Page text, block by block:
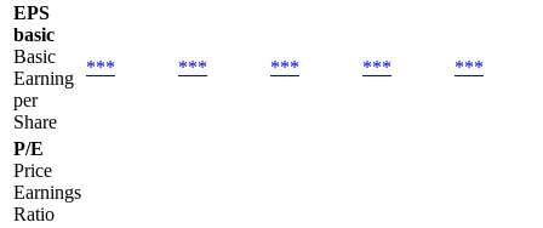
EPS
basic
Basic
Earning
per
Share
*** *** *** *** ***
P/E
Price
Earnings
Ratio